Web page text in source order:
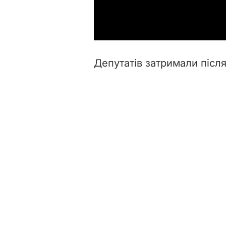
Депутатів затримали